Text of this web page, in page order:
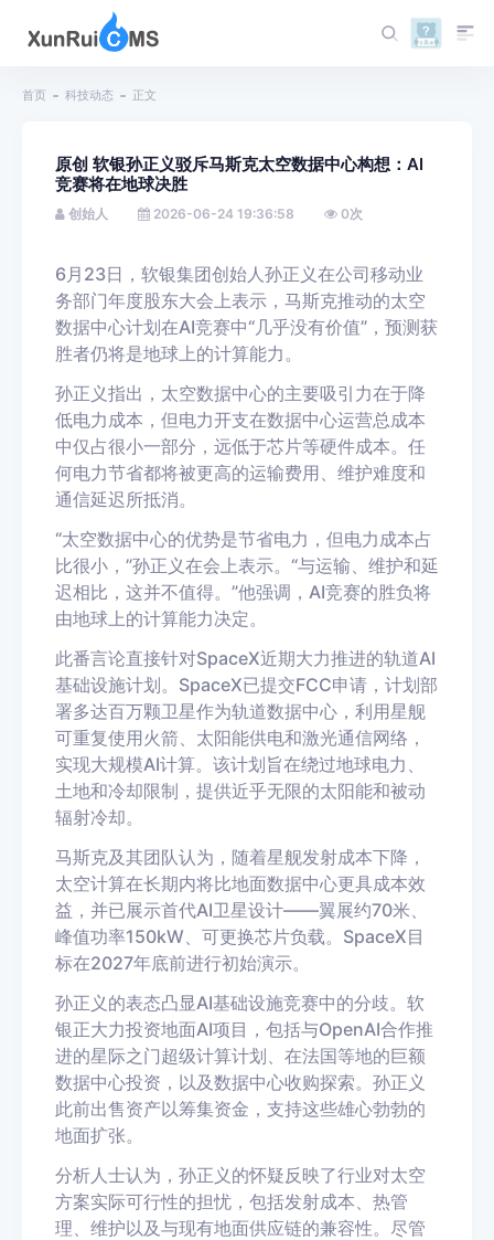
首页 科技动态 正文
原创 软银孙正义驳斥马斯克太空数据中心构想：AI
竞赛将在地球决胜
创始人 2026-06-24 19:36:58 0次
6月23日，软银集团创始人孙正义在公司移动业
务部门年度股东大会上表示，马斯克推动的太空
数据中心计划在AI竞赛中“几乎没有价值”，预测获
胜者仍将是地球上的计算能力。
孙正义指出，太空数据中心的主要吸引力在于降
低电力成本，但电力开支在数据中心运营总成本
中仅占很小一部分，远低于芯片等硬件成本。任
何电力节省都将被更高的运输费用、维护难度和
通信延迟所抵消。
“太空数据中心的优势是节省电力，但电力成本占
比很小，”孙正义在会上表示。“与运输、维护和延
迟相比，这并不值得。”他强调，AI竞赛的胜负将
由地球上的计算能力决定。
此番言论直接针对SpaceX近期大力推进的轨道AI
基础设施计划。SpaceX已提交FCC申请，计划部
署多达百万颗卫星作为轨道数据中心，利用星舰
可重复使用火箭、太阳能供电和激光通信网络，
实现大规模AI计算。该计划旨在绕过地球电力、
土地和冷却限制，提供近乎无限的太阳能和被动
辐射冷却。
马斯克及其团队认为，随着星舰发射成本下降，
太空计算在长期内将比地面数据中心更具成本效
益，并已展示首代AI卫星设计——翼展约70米、
峰值功率150kW、可更换芯片负载。SpaceX目
标在2027年底前进行初始演示。
孙正义的表态凸显AI基础设施竞赛中的分歧。软
银正大力投资地面AI项目，包括与OpenAI合作推
进的星际之门超级计算计划、在法国等地的巨额
数据中心投资，以及数据中心收购探索。孙正义
此前出售资产以筹集资金，支持这些雄心勃勃的
地面扩张。
分析人士认为，孙正义的怀疑反映了行业对太空
方案实际可行性的担忧，包括发射成本、热管
理、维护以及与现有地面供应链的兼容性。尽管